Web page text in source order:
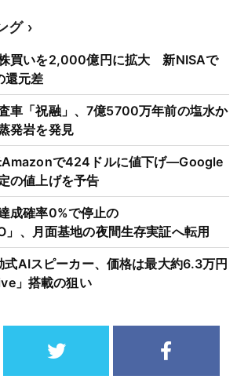
グ
買いを2,000億円に拡大 新NISAで
還元差
車「祝融」、7億5700万年前の塩水か
発岩を発見
Amazonで424ドルに値下げ―Google
の値上げを予告
成確率0%で停止の
、月面基地の夜間生存実証へ転用
AIスピーカー、価格は最大約6.3万円
」搭載の狙い